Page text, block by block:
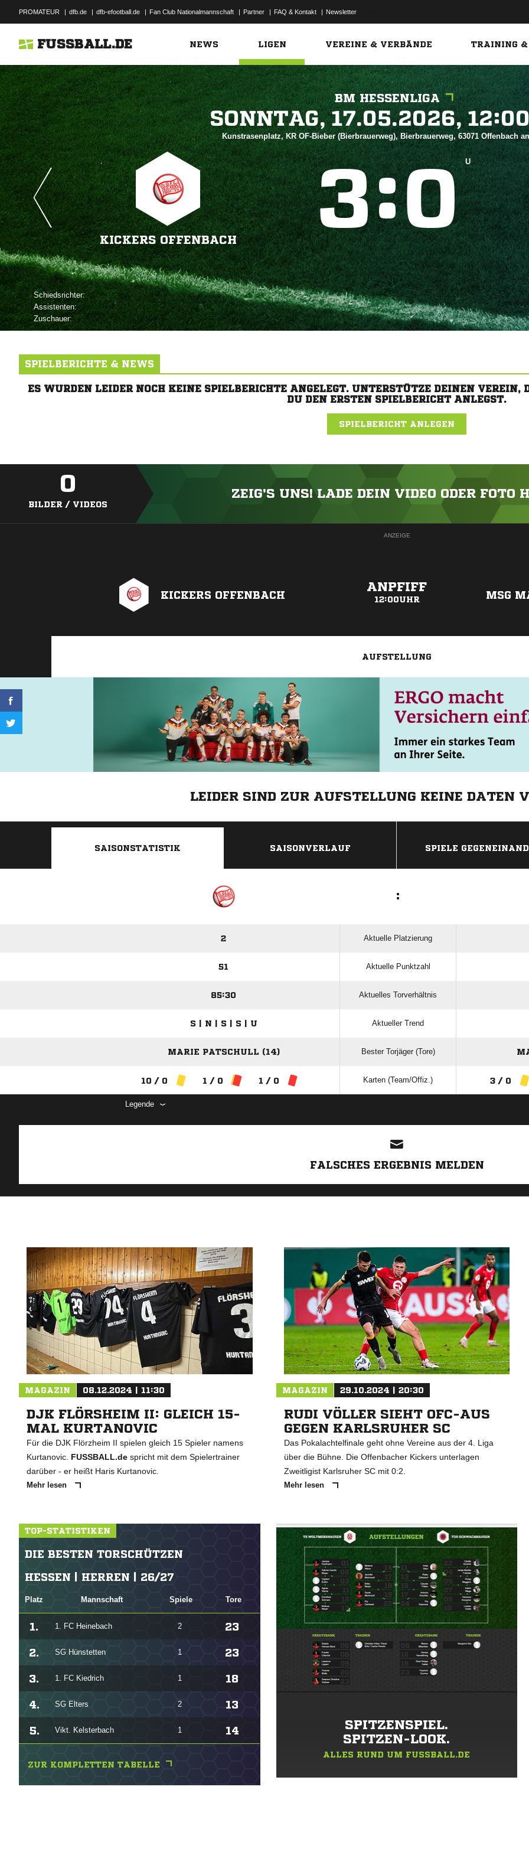
PROMATEUR | dfb.de | dfb-efootball.de | Fan Club Nationalmannschaft | Partner | FAQ & Kontakt | Newsletter
FUSSBALL.DE NEWS LIGEN VEREINE & VERBÄNDE TRAINING &
BM HESSENLIGA
 
Kunstrasenplatz, KR OF-Bieber (Bierbrauerweg), Bierbrauerweg, 63071 Offenbach
KICKERS OFFENBACH
: U
Schiedsrichter:
Assistenten:
Zuschauer:
SPIELBERICHTE & NEWS
ES WURDEN LEIDER NOCH KEINE SPIELBERICHTE ANGELEGT. UNTERSTÜTZE DEINEN
DU DEN ERSTEN SPIELBERICHT ANLEGST.
SPIELBERICHT ANLEGEN
0
BILDER / VIDEOS
ZEIG'S UNS! LADE DEIN VIDEO ODER FOTO
ANZEIGE
KICKERS OFFENBACH
ANPFIFF
12:00UHR MSG
AUFSTELLUNG
LEIDER SIND ZUR AUFSTELLUNG KEINE DATEN
SAISONSTATISTIK SAISONVERLAUF SPIELE
:
2 Aktuelle Platzierung
51 Aktuelle Punktzahl
85:30 Aktuelles Torverhältnis
S | N | S | S | U Aktueller Trend
MARIE PATSCHULL (14) Bester Torjäger (Tore)
10 / 0 1 / 0 1 / 0 Karten (Team/Offiz.) 3 / 0
Legende
FALSCHES ERGEBNIS MELDEN
MAGAZIN 08.12.2024 | 11:30
DJK FLÖRSHEIM II: GLEICH 15-
MAL KURTANOVIC
Für die DJK Flörzheim II spielen gleich 15 Spieler namens
Kurtanovic. FUSSBALL.de spricht mit dem Spielertrainer
darüber - er heißt Haris Kurtanovic.
Mehr lesen
MAGAZIN 29.10.2024 | 20:30
RUDI VÖLLER SIEHT OFC-AUS
GEGEN KARLSRUHER SC
Das Pokalachtelfinale geht ohne Vereine aus der 4. Liga
über die Bühne. Die Offenbacher Kickers unterlagen
Zweitligist Karlsruher SC mit 0:2.
Mehr lesen
TOP-STATISTIKEN
DIE BESTEN TORSCHÜTZEN
HESSEN | HERREN | 26/27
Platz Mannschaft Spiele Tore
1. 1. FC Heinebach 2 23
2. SG Hünstetten 1 23
3. 1. FC Kiedrich 1 18
4. SG Elters 2 13
5. Vikt. Kelsterbach 1 14
ZUR KOMPLETTEN TABELLE
SPITZENSPIEL.
SPITZEN-LOOK.
ALLES RUND UM FUSSBALL.DE